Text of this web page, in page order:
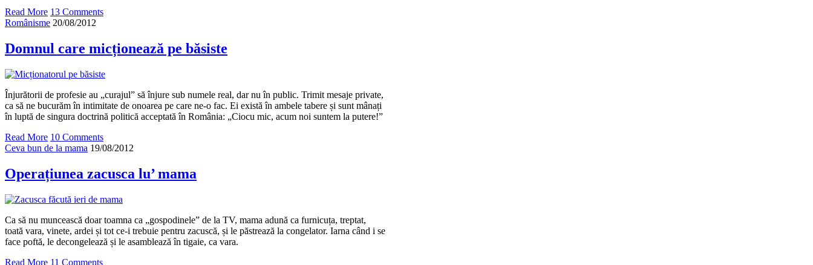
Read More 13 Comments
Românisme 20/08/2012
Domnul care micționează pe băsiste
Înjurătorii de profesie au „curajul” să înjure sub numele real, dar nu în public. Trimit mesaje private,
ca să ne bucurăm în intimitate de onoarea pe care ne-o fac. Ei există în ambele tabere și sunt mânați
în luptă de singura doctrină politică acceptată în România: „Ciocu mic, acum noi suntem la putere!”
Read More 10 Comments
Ceva bun de la mama 19/08/2012
Operațiunea zacusca lu’ mama
Ca să nu muncească doar toamna ca „gospodinele” de la TV, mama adună ca furnicuța, treptat,
toată vara, vinete, ardei și tot ce-i trebuie pentru zacuscă, și le păstrează la congelator. Iarna când i se
face poftă, le decongelează și le asamblează în tigaie, ca vara.
Read More 11 Comments